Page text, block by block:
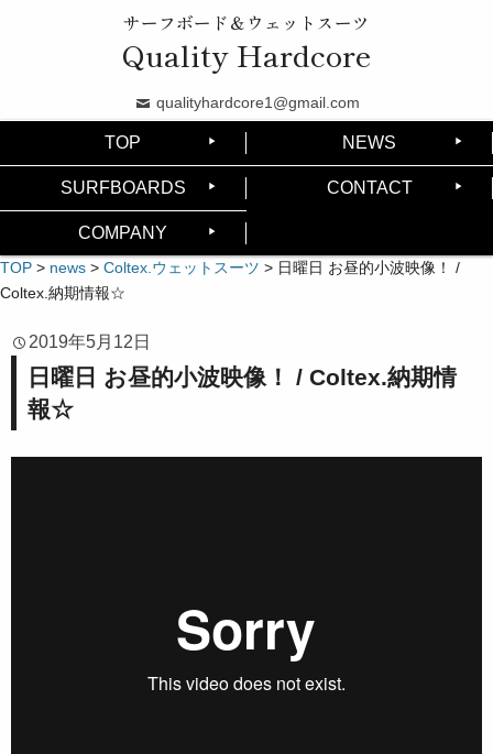
サーフボード＆ウェットスーツ
Quality Hardcore
qualityhardcore1@gmail.com
TOP NEWS
SURFBOARDS CONTACT
COMPANY
TOP > news > Coltex.ウェットスーツ > 日曜日 お昼的小波映像！ /
Coltex.納期情報☆
2019年5月12日
日曜日 お昼的小波映像！ / Coltex.納期情
報☆